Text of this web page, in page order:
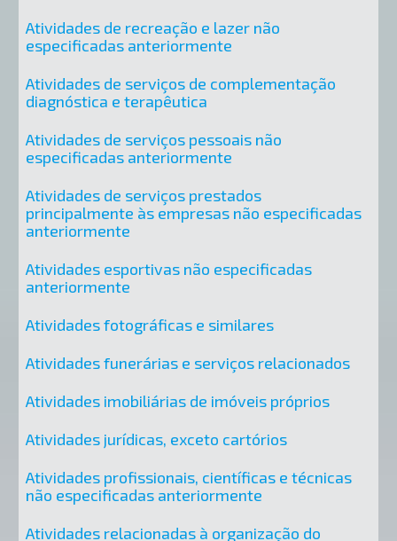
Atividades de recreação e lazer não
especificadas anteriormente
Atividades de serviços de complementação
diagnóstica e terapêutica
Atividades de serviços pessoais não
especificadas anteriormente
Atividades de serviços prestados
principalmente às empresas não especificadas
anteriormente
Atividades esportivas não especificadas
anteriormente
Atividades fotográficas e similares
Atividades funerárias e serviços relacionados
Atividades imobiliárias de imóveis próprios
Atividades jurídicas, exceto cartórios
Atividades profissionais, científicas e técnicas
não especificadas anteriormente
Atividades relacionadas à organização do